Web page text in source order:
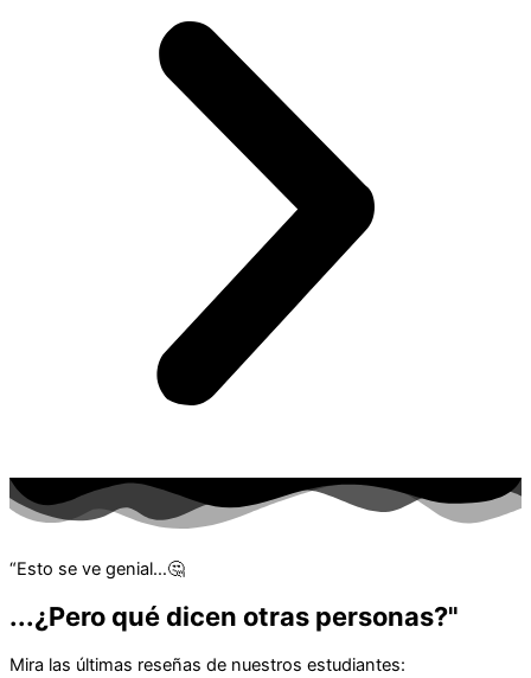
“Esto se ve genial…🤔
...¿Pero qué dicen otras personas?"
Mira las últimas reseñas de nuestros estudiantes: